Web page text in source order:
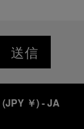
送信
(JPY ￥)- JA